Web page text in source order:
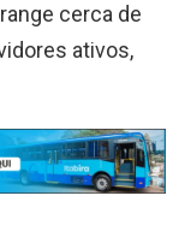
cerca de
ativos,